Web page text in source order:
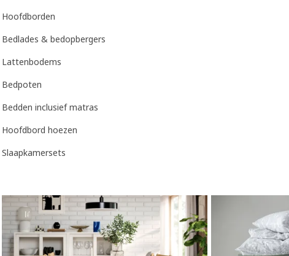
Hoofdborden
Bedlades & bedopbergers
Lattenbodems
Bedpoten
Bedden inclusief matras
Hoofdbord hoezen
Slaapkamersets